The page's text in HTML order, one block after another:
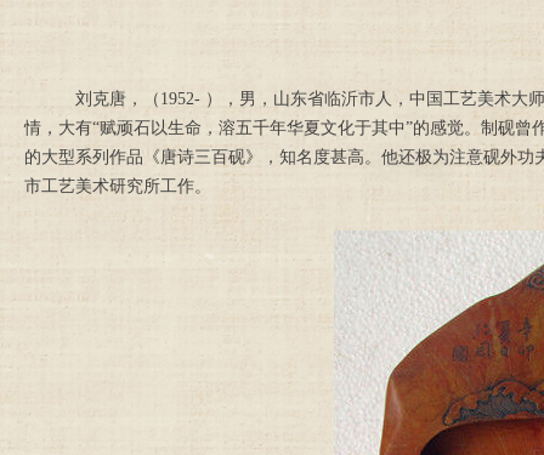
刘克唐，（1952- ），男，山东省临沂市人，中国工艺美术大
情，大有“赋顽石以生命，溶五千年华夏文化于其中”的感觉。制砚
的大型系列作品《唐诗三百砚》，知名度甚高。他还极为注意砚外
市工艺美术研究所工作。